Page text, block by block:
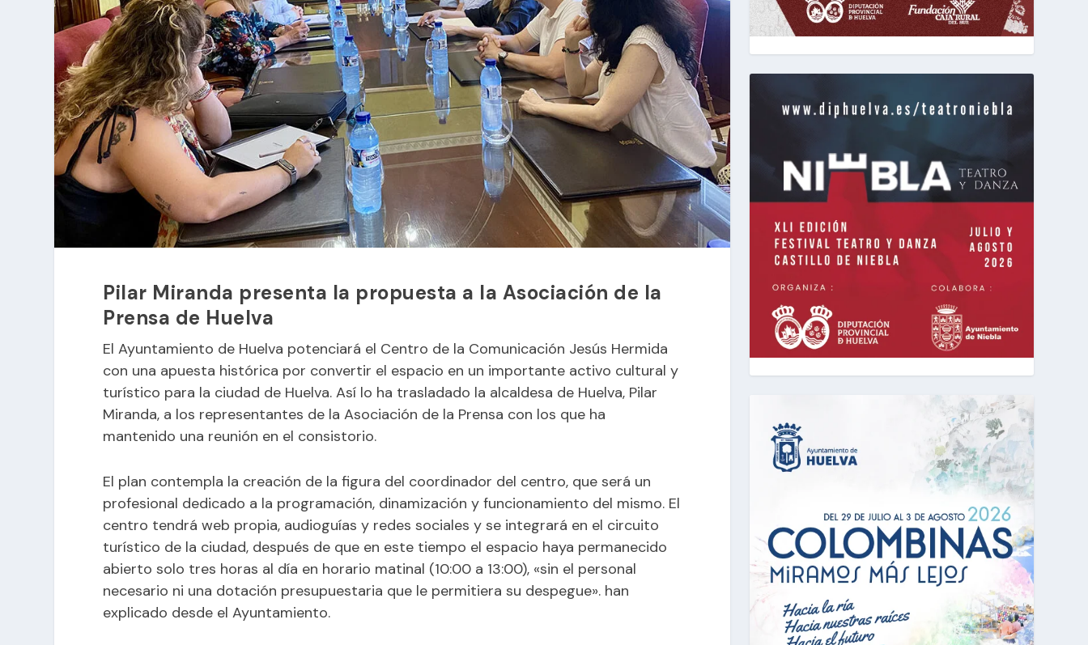
Pilar Miranda presenta la propuesta a la Asociación de la
Prensa de Huelva
El Ayuntamiento de Huelva potenciará el Centro de la Comunicación Jesús Hermida
con una apuesta histórica por convertir el espacio en un importante activo cultural y
turístico para la ciudad de Huelva. Así lo ha trasladado la alcaldesa de Huelva, Pilar
Miranda, a los representantes de la Asociación de la Prensa con los que ha
mantenido una reunión en el consistorio.
El plan contempla la creación de la figura del coordinador del centro, que será un
profesional dedicado a la programación, dinamización y funcionamiento del mismo. El
centro tendrá web propia, audioguías y redes sociales y se integrará en el circuito
turístico de la ciudad, después de que en este tiempo el espacio haya permanecido
abierto solo tres horas al día en horario matinal (10:00 a 13:00), «sin el personal
necesario ni una dotación presupuestaria que le permitiera su despegue». han
explicado desde el Ayuntamiento.